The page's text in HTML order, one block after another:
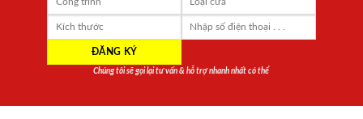
Chúng tôi sẽ gọi lại tư vấn & hỗ trợ nhanh nhất có thể